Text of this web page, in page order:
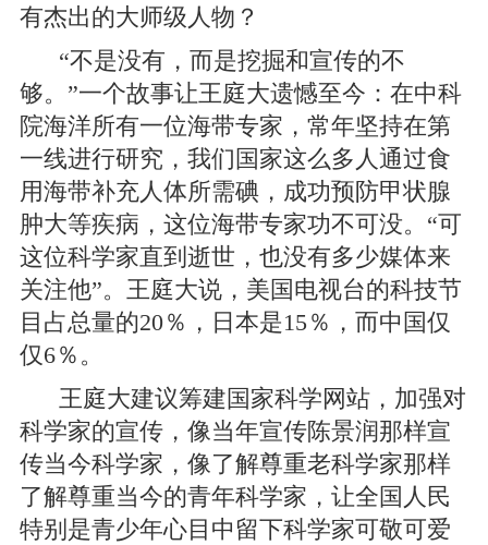
有杰出的大师级人物？
“不是没有，而是挖掘和宣传的不
够。”一个故事让王庭大遗憾至今：在中科
院海洋所有一位海带专家，常年坚持在第
一线进行研究，我们国家这么多人通过食
用海带补充人体所需碘，成功预防甲状腺
肿大等疾病，这位海带专家功不可没。“可
这位科学家直到逝世，也没有多少媒体来
关注他”。王庭大说，美国电视台的科技节
目占总量的20％，日本是15％，而中国仅
仅6％。
王庭大建议筹建国家科学网站，加强对
科学家的宣传，像当年宣传陈景润那样宣
传当今科学家，像了解尊重老科学家那样
了解尊重当今的青年科学家，让全国人民
特别是青少年心目中留下科学家可敬可爱